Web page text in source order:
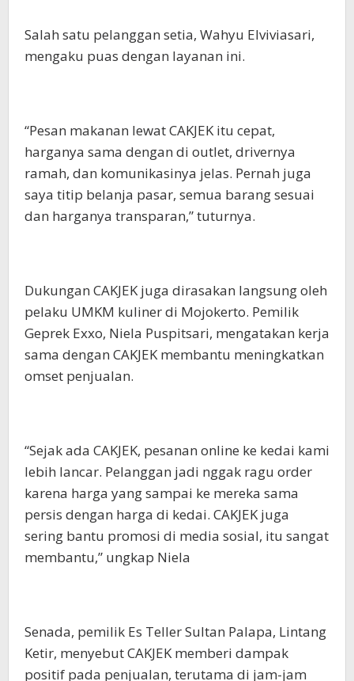
Salah satu pelanggan setia, Wahyu Elviviasari,
mengaku puas dengan layanan ini.
“Pesan makanan lewat CAKJEK itu cepat,
harganya sama dengan di outlet, drivernya
ramah, dan komunikasinya jelas. Pernah juga
saya titip belanja pasar, semua barang sesuai
dan harganya transparan,” tuturnya.
Dukungan CAKJEK juga dirasakan langsung oleh
pelaku UMKM kuliner di Mojokerto. Pemilik
Geprek Exxo, Niela Puspitsari, mengatakan kerja
sama dengan CAKJEK membantu meningkatkan
omset penjualan.
“Sejak ada CAKJEK, pesanan online ke kedai kami
lebih lancar. Pelanggan jadi nggak ragu order
karena harga yang sampai ke mereka sama
persis dengan harga di kedai. CAKJEK juga
sering bantu promosi di media sosial, itu sangat
membantu,” ungkap Niela
Senada, pemilik Es Teller Sultan Palapa, Lintang
Ketir, menyebut CAKJEK memberi dampak
positif pada penjualan, terutama di jam-jam